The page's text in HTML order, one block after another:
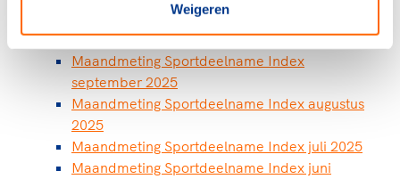
Weigeren
Maandmeting Sportdeelname Index oktober
2025
Maandmeting Sportdeelname Index
september 2025
Maandmeting Sportdeelname Index augustus
2025
Maandmeting Sportdeelname Index juli 2025
Maandmeting Sportdeelname Index juni